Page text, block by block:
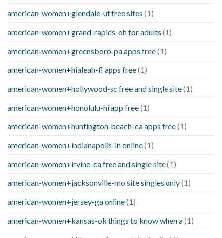
american-women+glendale-ut free sites (1)
american-women+grand-rapids-oh for adults (1)
american-women+greensboro-pa apps free(1)
american-women+hialeah-fl apps free(1)
american-women+hollywood-sc free and single site(1)
american-women+honolulu-hi app free(1)
american-women+huntington-beach-ca apps free(1)
american-women+indianapolis-in online(1)
american-women+irvine-ca free and single site(1)
american-women+jacksonville-mo site singles only(1)
american-women+jersey-ga online(1)
american-women+kansas-ok things to know when a(1)